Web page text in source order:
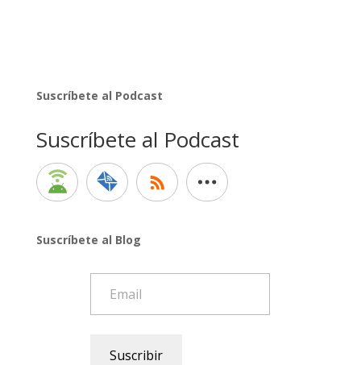
Suscríbete al Podcast
Suscríbete al Podcast
Suscríbete al Blog
Suscribir